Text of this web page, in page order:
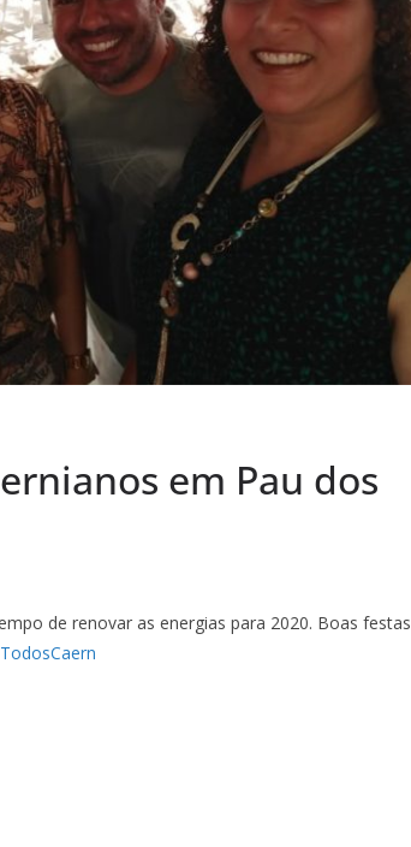
em Pau dos
de renovar as energias para 2020. Boas festas